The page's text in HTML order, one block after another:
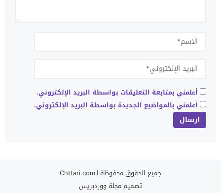
أعلمني بمتابعة التعليقات بواسطة البريد الإلكتروني.
أعلمني بالمواضيع الجديدة بواسطة البريد الإلكتروني.
جميع الحقوق محفوظة لـChttari.com
تصميممجلة ووردبريس